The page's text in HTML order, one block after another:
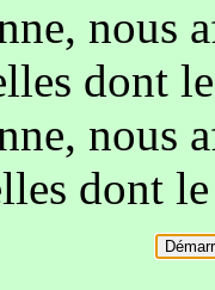
nous
dont
nous
dont